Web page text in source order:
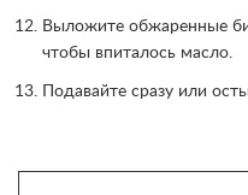
Выложите обжаренные
чтобы впиталось масло.
Подавайте сразу или